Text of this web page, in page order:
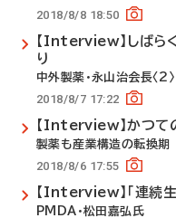
2018/8/8 18:50
【Interview】しばら
り
中外製薬・永山治会長〈2〉
2018/8/7 17:22
【Interview】かつて
製薬も産業構造の転換期
2018/8/6 17:55
【Interview】「連続
PMDA・松田嘉弘氏